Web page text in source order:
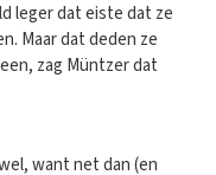
leger dat eiste dat ze
Maar dat deden ze
zag Müntzer dat
want net dan (en